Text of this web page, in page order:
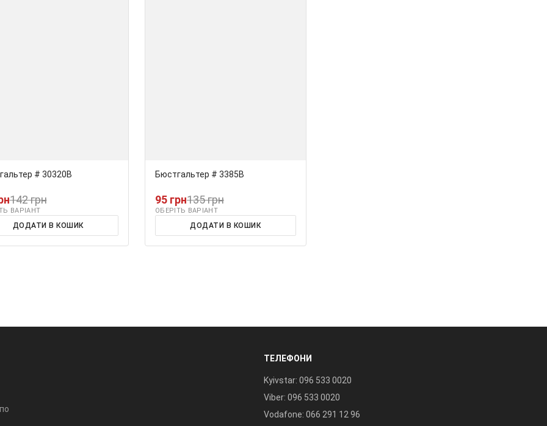
# 30320В
142 грн
ВАРІАНТ
ДОДАТИ В КОШИК
Бюстгальтер # 3385В
95 грн135 грн
ОБЕРІТЬ ВАРІАНТ
ДОДАТИ В КОШИК
ТЕЛЕФОНИ
Kyivstar: 096 533 0020
Viber: 096 533 0020
Vodafone: 066 291 12 96